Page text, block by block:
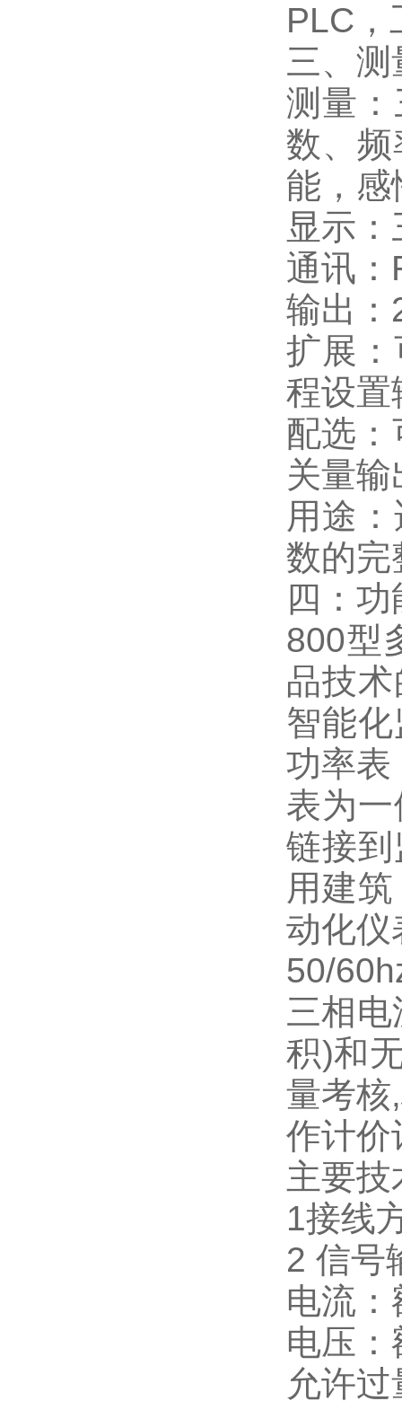
PLC，
三、 测
测量
数、
能，
显示
通讯
输出
扩展
程设
配选
关量
用途
数的完
四： 功
800型
品技
智能
功率表
表为
链接
用建
动化仪
50/
三相
积)和
量考核
作计价
主要技
1接线
2 信号
电流
电压
允许